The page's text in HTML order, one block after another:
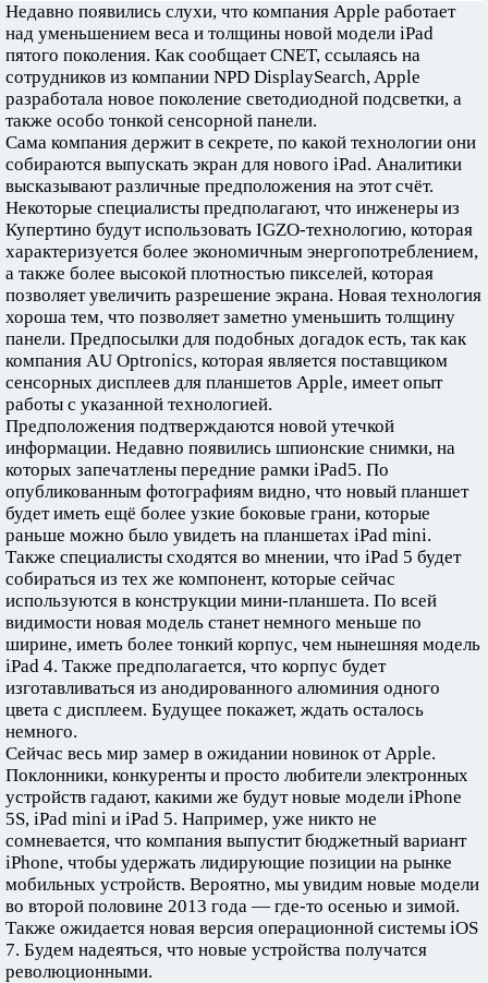
Недавно появились слухи, что компания Apple работает
над уменьшением веса и толщины новой модели iPad
пятого поколения. Как сообщает CNET, ссылаясь на
сотрудников из компании NPD DisplaySearch, Apple
разработала новое поколение светодиодной подсветки, а
также особо тонкой сенсорной панели.
Сама компания держит в секрете, по какой технологии они
собираются выпускать экран для нового iPad. Аналитики
высказывают различные предположения на этот счёт.
Некоторые специалисты предполагают, что инженеры из
Купертино будут использовать IGZO-технологию, которая
характеризуется более экономичным энергопотреблением,
а также более высокой плотностью пикселей, которая
позволяет увеличить разрешение экрана. Новая технология
хороша тем, что позволяет заметно уменьшить толщину
панели. Предпосылки для подобных догадок есть, так как
компания AU Optronics, которая является поставщиком
сенсорных дисплеев для планшетов Apple, имеет опыт
работы с указанной технологией.
Предположения подтверждаются новой утечкой
информации. Недавно появились шпионские снимки, на
которых запечатлены передние рамки iPad5. По
опубликованным фотографиям видно, что новый планшет
будет иметь ещё более узкие боковые грани, которые
раньше можно было увидеть на планшетах iPad mini.
Также специалисты сходятся во мнении, что iPad 5 будет
собираться из тех же компонент, которые сейчас
используются в конструкции мини-планшета. По всей
видимости новая модель станет немного меньше по
ширине, иметь более тонкий корпус, чем нынешняя модель
iPad 4. Также предполагается, что корпус будет
изготавливаться из анодированного алюминия одного
цвета с дисплеем. Будущее покажет, ждать осталось
немного.
Сейчас весь мир замер в ожидании новинок от Apple.
Поклонники, конкуренты и просто любители электронных
устройств гадают, какими же будут новые модели iPhone
5S, iPad mini и iPad 5. Например, уже никто не
сомневается, что компания выпустит бюджетный вариант
iPhone, чтобы удержать лидирующие позиции на рынке
мобильных устройств. Вероятно, мы увидим новые модели
во второй половине 2013 года — где-то осенью и зимой.
Также ожидается новая версия операционной системы iOS
7. Будем надеяться, что новые устройства получатся
революционными.